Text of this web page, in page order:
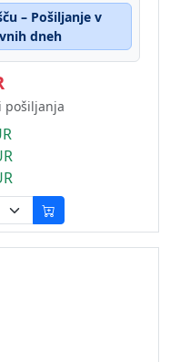
– Pošiljanje v
dneh
pošiljanja